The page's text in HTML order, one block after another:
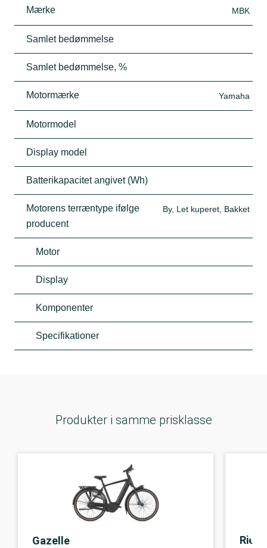
Mærke MBK
Samlet bedømmelse
Samlet bedømmelse, %
Motormærke Yamaha
Motormodel
Display model
Batterikapacitet angivet (Wh)
Motorens terræntype ifølge
producent
By, Let kuperet, Bakket
Motor
Display
Komponenter
Specifikationer
Produkter i samme prisklasse
Gazelle